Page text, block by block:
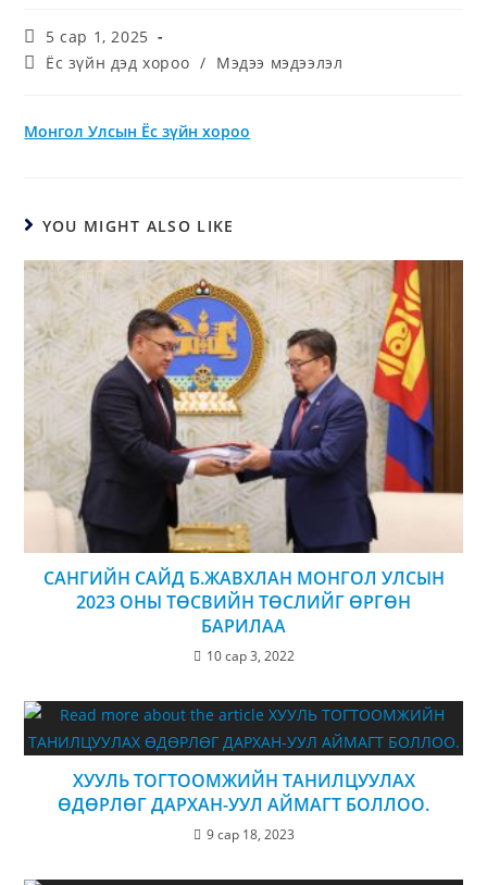
5 сар 1, 2025
Ёс зүйн дэд хороо / Мэдээ мэдээлэл
Монгол Улсын Ёс зүйн хороо
YOU MIGHT ALSO LIKE
САНГИЙН САЙД Б.ЖАВХЛАН МОНГОЛ УЛСЫН
2023 ОНЫ ТӨСВИЙН ТӨСЛИЙГ ӨРГӨН
БАРИЛАА
10 сар 3, 2022
ХУУЛЬ ТОГТООМЖИЙН ТАНИЛЦУУЛАХ
ӨДӨРЛӨГ ДАРХАН-УУЛ АЙМАГТ БОЛЛОО.
9 сар 18, 2023